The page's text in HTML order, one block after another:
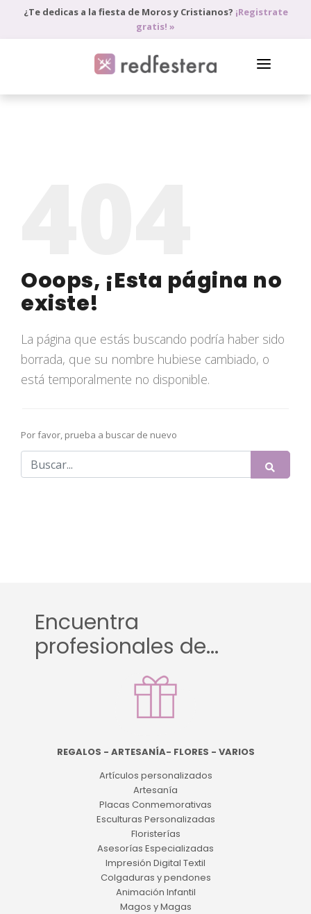
¿Te dedicas a la fiesta de Moros y Cristianos? ¡Registrate
gratis! »
Ooops, ¡Esta página no
existe!
La página que estás buscando podría haber sido
borrada, que su nombre hubiese cambiado, o
está temporalmente no disponible.
Por favor, prueba a buscar de nuevo
Encuentra
profesionales de...
REGALOS - ARTESANÍA- FLORES - VARIOS
Artículos personalizados
Artesanía
Placas Conmemorativas
Esculturas Personalizadas
Floristerías
Asesorías Especializadas
Impresión Digital Textil
Colgaduras y pendones
Animación Infantil
Magos y Magas